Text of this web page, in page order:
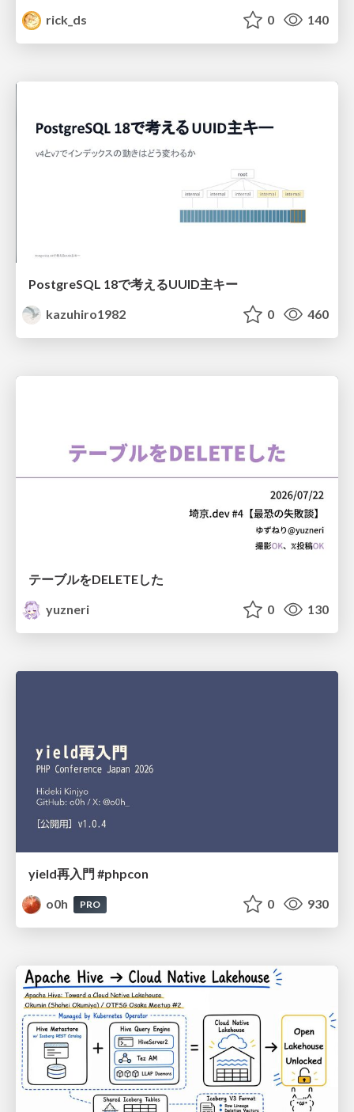
rick_ds
0 140
PostgreSQL 18で考えるUUID主キー
kazuhiro1982
0 460
テーブルをDELETEした
yuzneri
0 130
yield再入門 #phpcon
o0h
PRO 0 930